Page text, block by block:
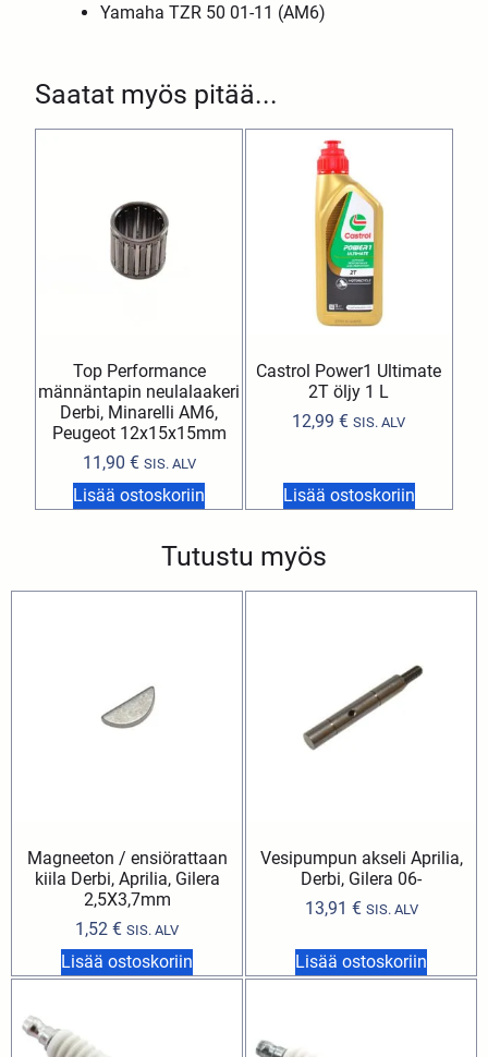
Saatat myös pitää...
Top Performance
männäntapin neulalaakeri
Derbi, Minarelli AM6,
Peugeot 12x15x15mm
11,90 € SIS. ALV
Lisää ostoskoriin
Castrol Power1 Ultimate
2T öljy 1 L
12,99€ SIS. ALV
Lisää ostoskoriin
Yamaha TZR 50 01-11 (AM6)
Tutustu myös
Magneeton / ensiörattaan
kiila Derbi, Aprilia, Gilera
2,5X3,7mm
1,52 € SIS. ALV
Lisää ostoskoriin
Vesipumpun akseli Aprilia,
Derbi, Gilera 06-
13,91 € SIS. ALV
Lisää ostoskoriin